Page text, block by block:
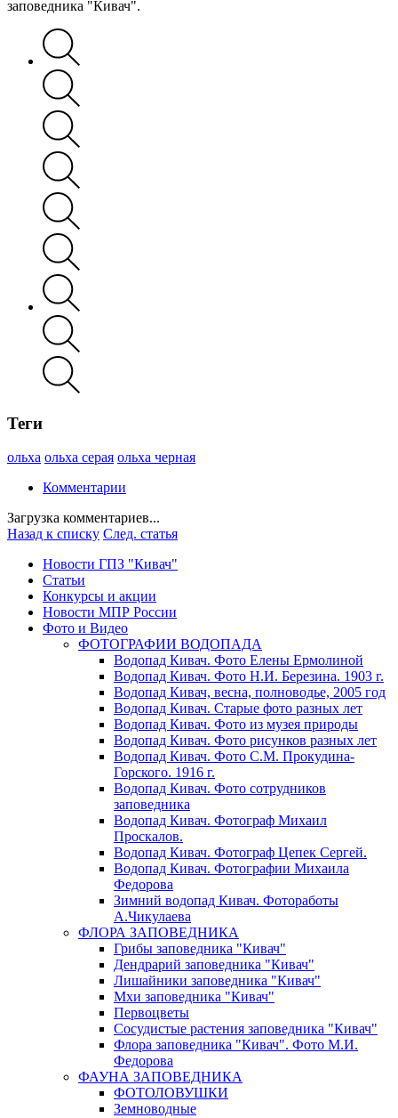
заповедника "Кивач".
Теги
ольха ольха серая ольха черная
Комментарии
Загрузка комментариев...
Назад к списку След. статья
Новости ГПЗ "Кивач"
Статьи
Конкурсы и акции
Новости МПР России
Фото и Видео
ФОТОГРАФИИ ВОДОПАДА
Водопад Кивач. Фото Елены Ермолиной
Водопад Кивач. Фото Н.И. Березина. 1903 г.
Водопад Кивач, весна, полноводье, 2005 год
Водопад Кивач. Старые фото разных лет
Водопад Кивач. Фото из музея природы
Водопад Кивач. Фото рисунков разных лет
Водопад Кивач. Фото С.М. Прокудина-
Горского. 1916 г.
Водопад Кивач. Фото сотрудников
заповедника
Водопад Кивач. Фотограф Михаил
Проскалов.
Водопад Кивач. Фотограф Цепек Сергей.
Водопад Кивач. Фотографии Михаила
Федорова
Зимний водопад Кивач. Фотоработы
А.Чикулаева
ФЛОРА ЗАПОВЕДНИКА
Грибы заповедника "Кивач"
Дендрарий заповедника "Кивач"
Лишайники заповедника "Кивач"
Мхи заповедника "Кивач"
Первоцветы
Сосудистые растения заповедника "Кивач"
Флора заповедника "Кивач". Фото М.И.
Федорова
ФАУНА ЗАПОВЕДНИКА
ФОТОЛОВУШКИ
Земноводные